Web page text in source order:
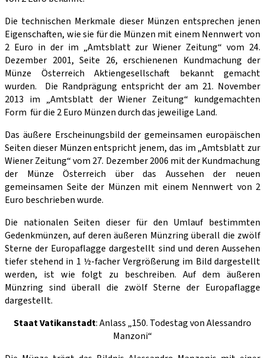
Die technischen Merkmale dieser Münzen entsprechen jenen
Eigenschaften, wie sie für die Münzen mit einem Nennwert von
2 Euro in der im „Amtsblatt zur Wiener Zeitung“ vom 24.
Dezember 2001, Seite 26, erschienenen Kundmachung der
Münze Österreich Aktiengesellschaft bekannt gemacht
wurden. Die Randprägung entspricht der am 21. November
2013 im „Amtsblatt der Wiener Zeitung“ kundgemachten
Form für die 2 Euro Münzen durch das jeweilige Land.
Das äußere Erscheinungsbild der gemeinsamen europäischen
Seiten dieser Münzen entspricht jenem, das im „Amtsblatt zur
Wiener Zeitung“ vom 27. Dezember 2006 mit der Kundmachung
der Münze Österreich über das Aussehen der neuen
gemeinsamen Seite der Münzen mit einem Nennwert von 2
Euro beschrieben wurde.
Die nationalen Seiten dieser für den Umlauf bestimmten
Gedenkmünzen, auf deren äußeren Münzring überall die zwölf
Sterne der Europaflagge dargestellt sind und deren Aussehen
tiefer stehend in 1 ½-facher Vergrößerung im Bild dargestellt
werden, ist wie folgt zu beschreiben. Auf dem äußeren
Münzring sind überall die zwölf Sterne der Europaflagge
dargestellt.
Staat Vatikanstadt: Anlass „150. Todestag von Alessandro
Manzoni“